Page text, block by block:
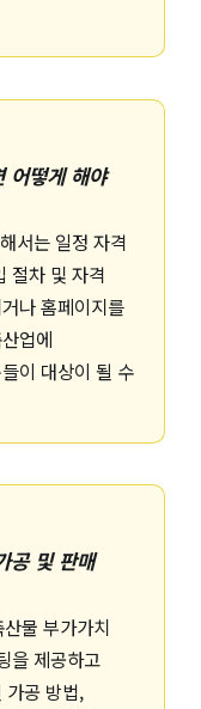
어떻게 해야
서는 일정 자격
절차 및 자격
나 홈페이지를
업에
이 대상이 될 수
공 및 판매
물 부가가치
을 제공하고
가공 방법,